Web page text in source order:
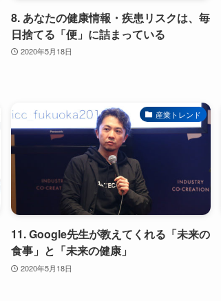
8. あなたの健康情報・疾患リスクは、毎
日捨てる「便」に詰まっている
2020年5月18日
産業トレンド
11. Google先生が教えてくれる「未来の
食事」と「未来の健康」
2020年5月18日